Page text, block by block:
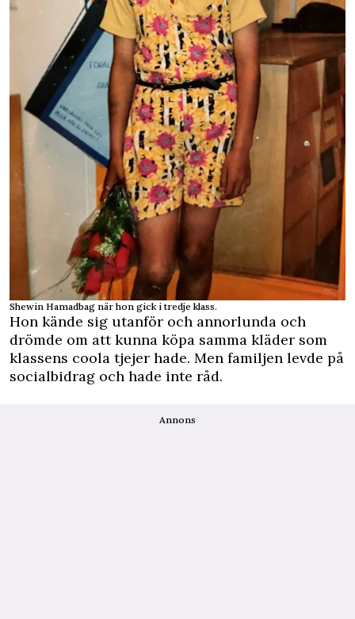
Shewin Hamadbag när hon gick i tredje klass.
Hon kände sig utanför och annorlunda och
drömde om att kunna köpa samma kläder som
klassens coola tjejer hade. Men familjen levde på
socialbidrag och hade inte råd.
Annons